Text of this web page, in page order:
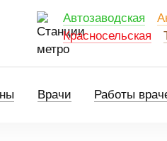
Автозаводская
Красносельская
Врачи Работы